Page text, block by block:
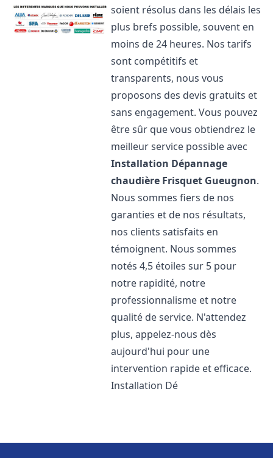
soient résolus dans les délais les
plus brefs possible, souvent en
moins de 24 heures. Nos tarifs
sont compétitifs et
transparents, nous vous
proposons des devis gratuits et
sans engagement. Vous pouvez
être sûr que vous obtiendrez le
meilleur service possible avec
Installation Dépannage
chaudière Frisquet Gueugnon.
Nous sommes fiers de nos
garanties et de nos résultats,
nos clients satisfaits en
témoignent. Nous sommes
notés 4,5 étoiles sur 5 pour
notre rapidité, notre
professionnalisme et notre
qualité de service. N'attendez
plus, appelez-nous dès
aujourd'hui pour une
intervention rapide et efficace.
Installation Dé